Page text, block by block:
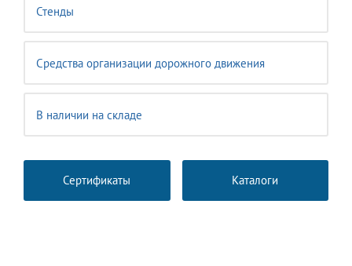
Стенды
Средства организации дорожного движения
В наличии на складе
Сертификаты Каталоги